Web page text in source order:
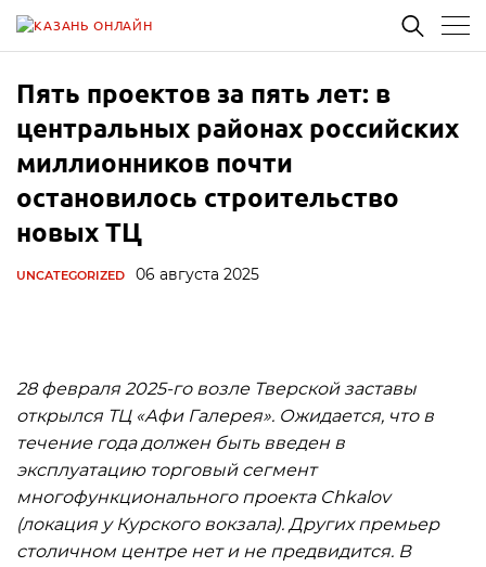
Пять проектов за пять лет: в
центральных районах российских
миллионников почти
остановилось строительство
новых ТЦ
UNCATEGORIZED 06 августа 2025
28 февраля 2025-го возле Тверской заставы
открылся ТЦ «Афи Галерея». Ожидается, что в
течение года должен быть введен в
эксплуатацию торговый сегмент
многофункционального проекта Chkalov
(локация у Курского вокзала). Других премьер
столичном центре нет и не предвидится. В